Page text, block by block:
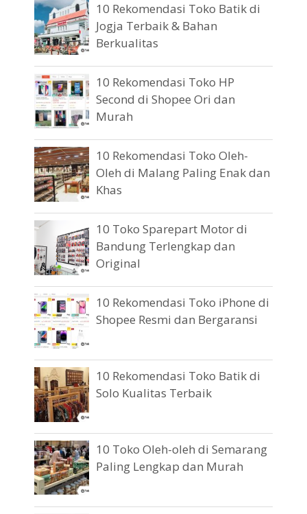
10 Rekomendasi Toko Batik di
Jogja Terbaik & Bahan
Berkualitas
10 Rekomendasi Toko HP
Second di Shopee Ori dan
Murah
10 Rekomendasi Toko Oleh-
Oleh di Malang Paling Enak dan
Khas
10 Toko Sparepart Motor di
Bandung Terlengkap dan
Original
10 Rekomendasi Toko iPhone di
Shopee Resmi dan Bergaransi
10 Rekomendasi Toko Batik di
Solo Kualitas Terbaik
10 Toko Oleh-oleh di Semarang
Paling Lengkap dan Murah